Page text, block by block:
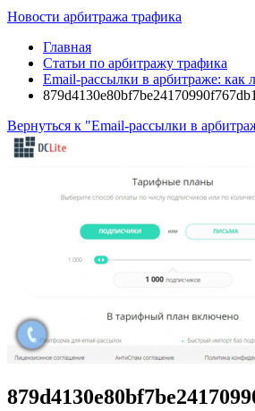
Новости арбитража трафика
Главная
Статьи по арбитражу трафика
Email-рассылки в арбитраже: как
Вернуться к "Email-рассылки в